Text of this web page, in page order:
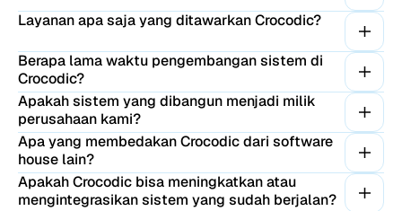
Layanan apa saja yang ditawarkan Crocodic?
Berapa lama waktu pengembangan sistem di
Crocodic?
Apakah sistem yang dibangun menjadi milik
perusahaan kami?
Apa yang membedakan Crocodic dari software
house lain?
Apakah Crocodic bisa meningkatkan atau
mengintegrasikan sistem yang sudah berjalan?